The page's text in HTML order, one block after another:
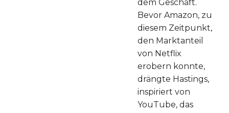
dem Geschäft.
Bevor Amazon, zu
diesem Zeitpunkt,
den Marktanteil
von Netflix
erobern konnte,
drängte Hastings,
inspiriert von
YouTube, das